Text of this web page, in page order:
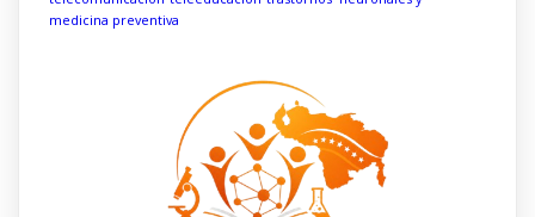
medicina preventiva